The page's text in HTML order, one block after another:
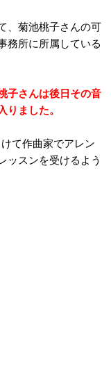
、菊池桃子さんの可
務所に所属している
子さんは後日その音
ました。
て作曲家でアレン
ッスンを受けるよう